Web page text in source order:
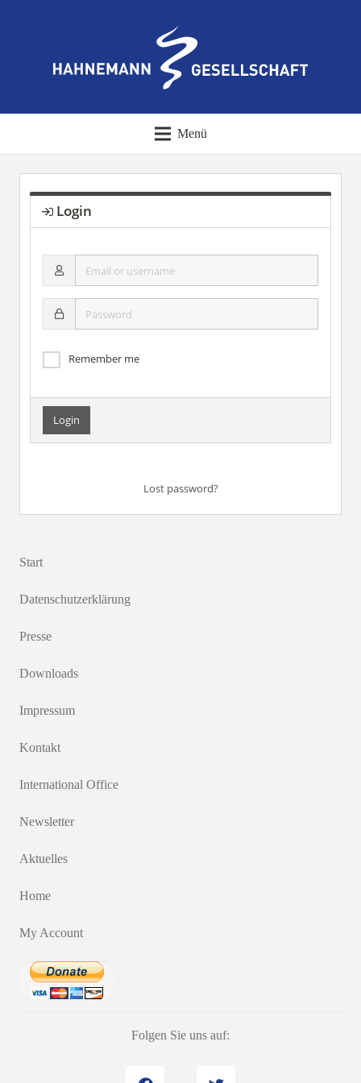
Menü
Login
Remember me
Lost password?
Start
Datenschutzerklärung
Presse
Downloads
Impressum
Kontakt
International Office
Newsletter
Aktuelles
Home
My Account
Folgen Sie uns auf: